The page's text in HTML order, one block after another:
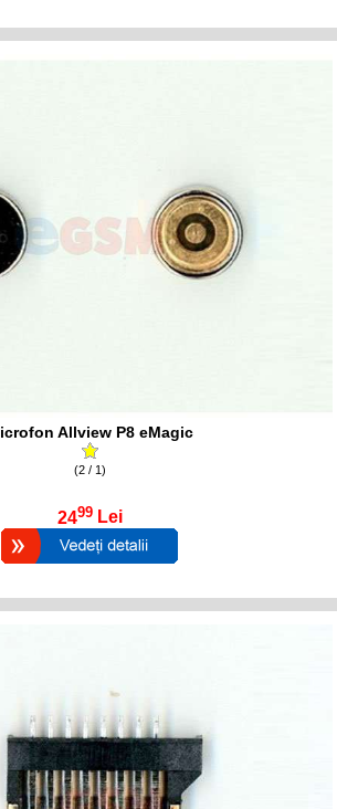
Allview P8 eMagic
(2 / 1)
2499 Lei